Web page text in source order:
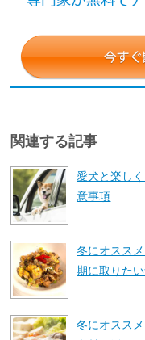
関連する記事
愛犬と楽し
意事項
冬にオスス
期に取りた
冬にオスス